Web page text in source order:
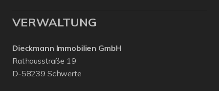
VERWALTUNG
Dieckmann Immobilien GmbH
Rathausstraße 19
D-58239 Schwerte